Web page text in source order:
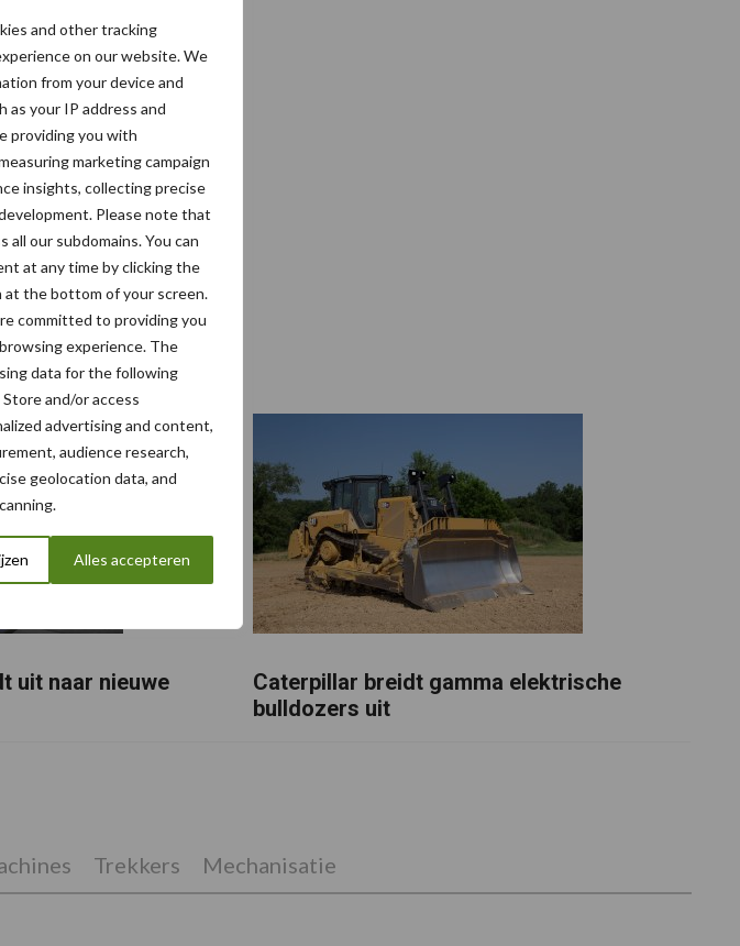
and other tracking
on our website. We
from your device and
as your IP address and
providing you with
marketing campaign
insights, collecting precise
Please note that
all our subdomains. You can
at any time by clicking the
at the bottom of your screen.
committed to providing you
experience. The
data for the following
and/or access
advertising and content,
audience research,
geolocation data, and
Alles accepteren
van de
van provinciale
die het erf niet
en
en
uit naar nieuwe
Caterpillar breidt gamma elektrische
bulldozers uit
Trekkers Mechanisatie